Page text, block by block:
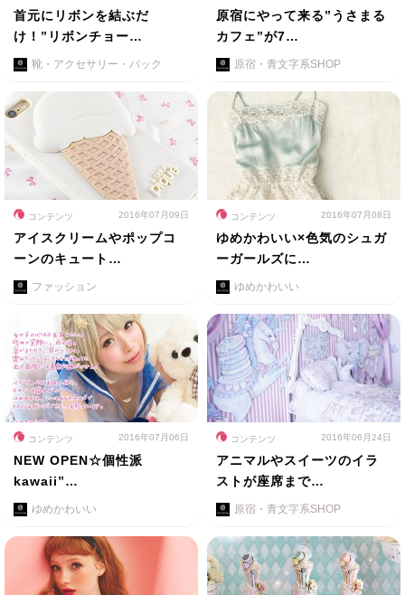
首元にリボンを結ぶだ
け！”リボンチョー…
靴・アクセサリー・バック
原宿にやって来る”うさまる
カフェ”が7…
原宿・青文字系SHOP
コンテンツ 2016年07月09日
アイスクリームやポップコ
ーンのキュート…
ファッション
コンテンツ 2016年07月08日
ゆめかわいい×色気のシュガ
ーガールズに…
ゆめかわいい
コンテンツ 2016年07月06日
NEW OPEN☆個性派
kawaii”…
ゆめかわいい
コンテンツ 2016年06月24日
アニマルやスイーツのイラ
ストが座席まで…
原宿・青文字系SHOP